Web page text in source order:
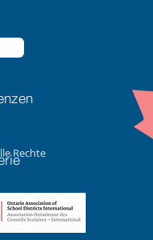
Rechte